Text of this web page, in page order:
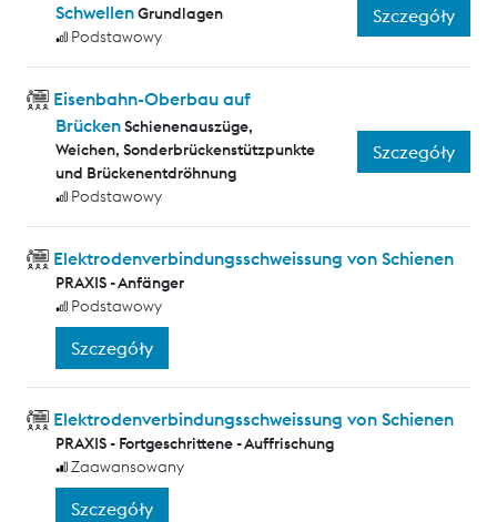
SchwellenGrundlagen
Podstawowy
Szczegóły
Eisenbahn-Oberbau auf
BrückenSchienenauszüge,
Weichen, Sonderbrückenstützpunkte
und Brückenentdröhnung
Podstawowy
Szczegóły
Elektrodenverbindungsschweissung von Schienen
PRAXIS - Anfänger
Podstawowy
Szczegóły
Elektrodenverbindungsschweissung von Schienen
PRAXIS - Fortgeschrittene - Auffrischung
Zaawansowany
Szczegóły